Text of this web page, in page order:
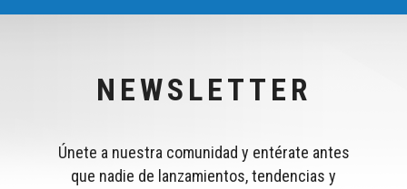
NEWSLETTER
Únete a nuestra comunidad y entérate antes
que nadie de lanzamientos, tendencias y